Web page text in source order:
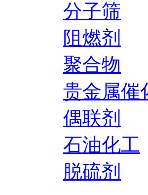
分子筛
阻燃剂
聚合物
贵金属催
偶联剂
石油化工
脱硫剂